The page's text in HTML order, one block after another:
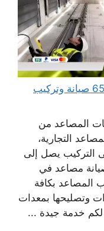
صيانة مصاعد في الكويت 65542233 صيانة وتركيب
المصاعد من
التجارية،
التركيب يصل إلى
مصاعد في
المصاعد بكافة
وتصليحها بمعدات
لكم خدمة جيدة ...